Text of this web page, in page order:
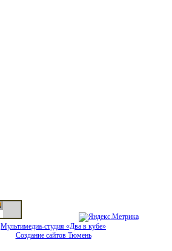
Мультимедиа-студия «Два в кубе»
Создание сайтов Тюмень